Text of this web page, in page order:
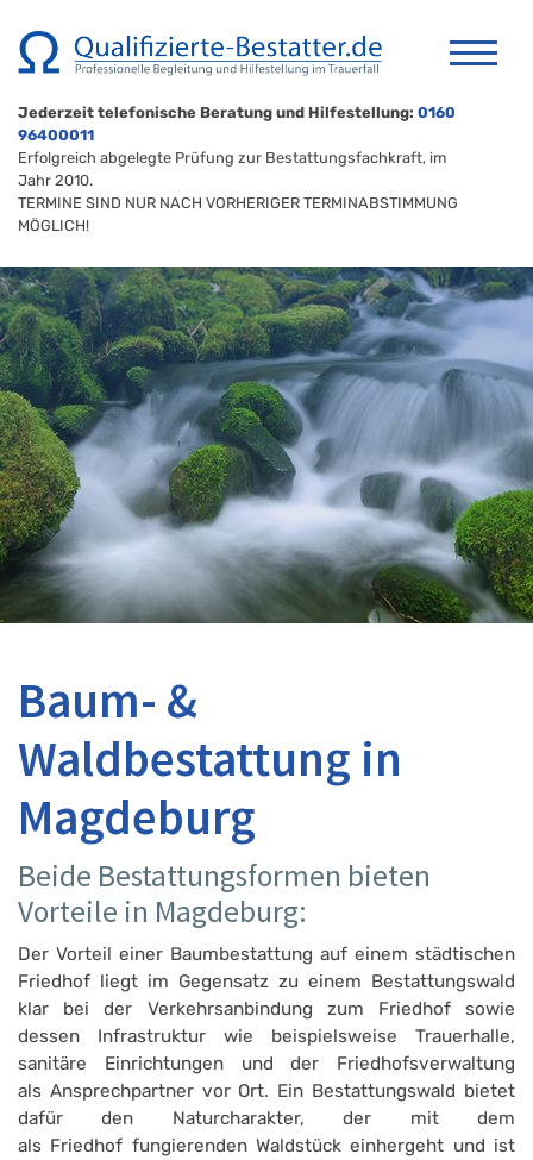
Jederzeit telefonische Beratung und Hilfestellung: 0160
96400011
Erfolgreich abgelegte Prüfung zur Bestattungsfachkraft, im
Jahr 2010.
TERMINE SIND NUR NACH VORHERIGER TERMINABSTIMMUNG
MÖGLICH!
Baum- &
Waldbestattung in
Magdeburg
Beide Bestattungsformen bieten
Vorteile in Magdeburg:
Der Vorteil einer Baumbestattung auf einem städtischen
Friedhof liegt im Gegensatz zu einem Bestattungswald
klar bei der Verkehrsanbindung zum Friedhof sowie
dessen Infrastruktur wie beispielsweise Trauerhalle,
sanitäre Einrichtungen und der Friedhofsverwaltung
als Ansprechpartner vor Ort. Ein Bestattungswald bietet
dafür den Naturcharakter, der mit dem
als Friedhof fungierenden Waldstück einhergeht und ist